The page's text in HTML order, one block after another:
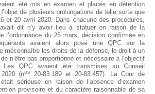
été mis en examen et placés en détention
de plusieurs prolongations de telle sorte que
et 20 avril 2020. Dans chacune des procédures,
dit n’y avoir lieu à statuer en raison de la
l’ordonnance du 25 mars, décision confirmée en
avaient alors posé une QPC sur la
méconnaître les droits de la défense, le droit à un
n’être pas proportionné et nécessaire à l’objectif
QPC avaient été transmises au Conseil
(nos
20-83.189 et 20-83.457). La Cour de
sérieuse en raison de l’absence d’examen
provisoire et du caractère raisonnable de sa